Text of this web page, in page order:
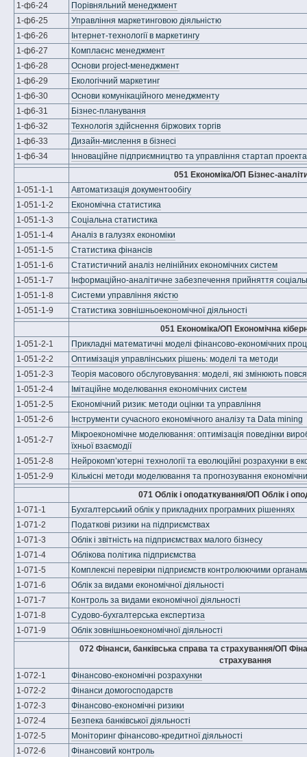
1-ф6-24
Порівняльний менеджмент
1-ф6-25
Управління маркетинговою діяльністю
1-ф6-26
Інтернет-технології в маркетингу
1-ф6-27
Комплаєнс менеджмент
1-ф6-28
Основи project-менеджмент
1-ф6-29
Екологічний маркетинг
1-ф6-30
Основи комунікаційного менеджменту
1-ф6-31
Бізнес-планування
1-ф6-32
Технологія здійснення біржових торгів
1-ф6-33
Дизайн-мислення в бізнесі
1-ф6-34
Інноваційне підприємництво та управління стартап
051 Економіка/ОП Бізнес-
1-051-1-1
Автоматизація документообігу
1-051-1-2
Економічна статистика
1-051-1-3
Соціальна статистика
1-051-1-4
Аналіз в галузях економіки
1-051-1-5
Статистика фінансів
1-051-1-6
Статистичний аналіз нелінійних економічних систем
1-051-1-7
Інформаційно-аналітичне забезпечення прийняття
1-051-1-8
Системи управління якістю
1-051-1-9
Статистика зовнішньоекономічної діяльності
051 Економіка/ОП Економічна
1-051-2-1
Прикладні математичні моделі фінансово-економічних
1-051-2-2
Оптимізація управлінських рішень: моделі та методи
1-051-2-3
Теорія масового обслуговування: моделі, які змінюють
1-051-2-4
Імітаційне моделювання економічних систем
1-051-2-5
Економічний ризик: методи оцінки та управління
1-051-2-6
Інструменти сучасного економічного аналізу та Data mining
1-051-2-7
Мікроекономічне моделювання: оптимізація поведінки
їхньої взаємодії
1-051-2-8
Нейрокомп’ютерні технології та еволюційні розрахунки в
1-051-2-9
Кількісні методи моделювання та прогнозування
071 Облік і оподаткування/ОП Облік і
1-071-1
Бухгалтерський облік у прикладних програмних рішеннях
1-071-2
Податкові ризики на підприємствах
1-071-3
Облік і звітність на підприємствах малого бізнесу
1-071-4
Облікова політика підприємства
1-071-5
Комплексні перевірки підприємств контролюючими
1-071-6
Облік за видами економічної діяльності
1-071-7
Контроль за видами економічної діяльності
1-071-8
Судово-бухгалтерська експертиза
1-071-9
Облік зовнішньоекономічної діяльності
072 Фінанси, банківська справа та страхування/ОП
страхування
1-072-1
Фінансово-економічні розрахунки
1-072-2
Фінанси домогосподарств
1-072-3
Фінансово-економічні ризики
1-072-4
Безпека банківської діяльності
1-072-5
Моніторинг фінансово-кредитної діяльності
1-072-6
Фінансовий контроль